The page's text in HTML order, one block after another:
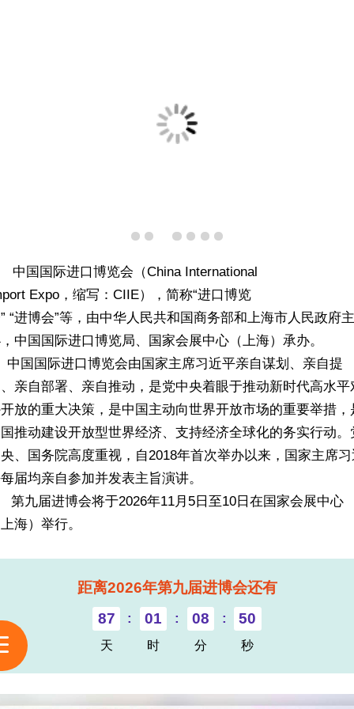
国国际进口博览会（China International
Expo，缩写：CIIE），简称“进口博览
“进博会”等，由中华人民共和国商务部和上海市人民政府主
中国国际进口博览局、国家会展中心（上海）承办。
国国际进口博览会由国家主席习近平亲自谋划、亲自提
亲自部署、亲自推动，是党中央着眼于推动新时代高水平
放的重大决策，是中国主动向世界开放市场的重要举措，
推动建设开放型世界经济、支持经济全球化的务实行动。
、国务院高度重视，自2018年首次举办以来，国家主席
届均亲自参加并发表主旨演讲。
九届进博会将于2026年11月5日至10日在国家会展中心
上海）举行。
距离2026年第九届进博会还有
87
天
: 01
时
: 08
分
: 50
秒